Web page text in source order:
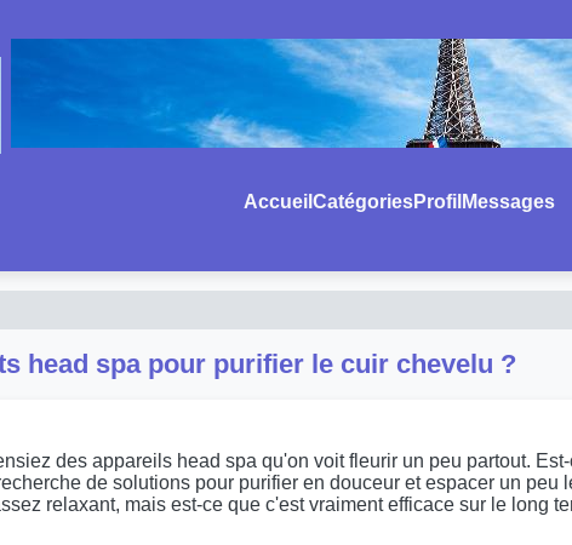
Accueil CatégoriesProfil Messages
head spa pour purifier le cuir chevelu ?
des appareils head spa qu'on voit fleurir un peu partout.
de solutions pour purifier en douceur et espacer un
relaxant, mais est-ce que c'est vraiment efficace sur le long